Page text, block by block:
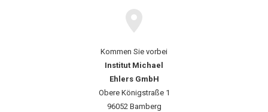
Kommen Sie vorbei
Institut Michael
Ehlers GmbH
Obere Königstraße 1
96052 Bamberg